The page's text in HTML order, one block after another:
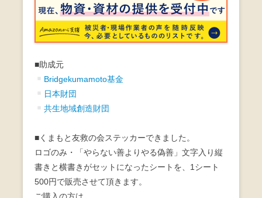
■助成元
Bridgekumamoto基金
日本財団
共生地域創造財団
■くまもと友救の会ステッカーできました。
ロゴのみ・「やらない善よりやる偽善」文字入り縦
書きと横書きがセットになったシートを、1シート
500円で販売させて頂きます。